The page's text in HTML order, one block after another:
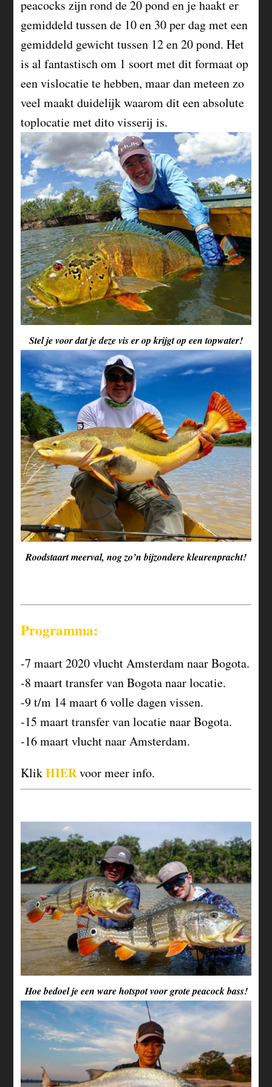
peacocks zijn rond de 20 pond en je haakt er
gemiddeld tussen de 10 en 30 per dag met een
gemiddeld gewicht tussen 12 en 20 pond. Het
is al fantastisch om 1 soort met dit formaat op
een vislocatie te hebben, maar dan meteen zo
veel maakt duidelijk waarom dit een absolute
toplocatie met dito visserij is.
Stel je voor dat je deze vis er op krijgt op een topwater!
Roodstaart meerval, nog zo’n bijzondere kleurenpracht!
Programma:
-7 maart 2020 vlucht Amsterdam naar Bogota.
-8 maart transfer van Bogota naar locatie.
-9 t/m 14 maart 6 volle dagen vissen.
-15 maart transfer van locatie naar Bogota.
-16 maart vlucht naar Amsterdam.
KlikHIERvoor meer info.
Hoe bedoel je een ware hotspot voor grote peacock bass!